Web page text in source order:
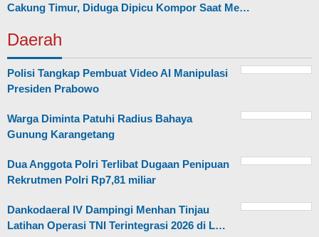
Cakung Timur, Diduga Dipicu Kompor Saat Me…
Daerah
Polisi Tangkap Pembuat Video AI Manipulasi
Presiden Prabowo
Warga Diminta Patuhi Radius Bahaya
Gunung Karangetang
Dua Anggota Polri Terlibat Dugaan Penipuan
Rekrutmen Polri Rp7,81 miliar
Dankodaeral IV Dampingi Menhan Tinjau
Latihan Operasi TNI Terintegrasi 2026 di L…